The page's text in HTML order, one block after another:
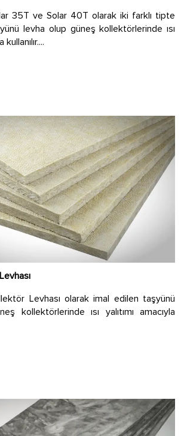
35T ve Solar 40T olarak iki farklı tipte
levha olup güneş kollektörlerinde ısı
kullanılır....
Levhası olarak imal edilen taşyünü
kollektörlerinde ısı yalıtımı amacıyla